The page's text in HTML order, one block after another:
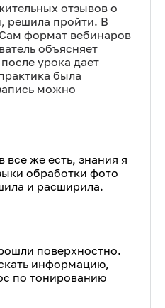
отзывов о
решила пройти. В
формат вебинаров
объясняет
урока дает
была
можно
все же есть, знания я
обработки фото
и расширила.
поверхностно.
информацию,
по тонированию